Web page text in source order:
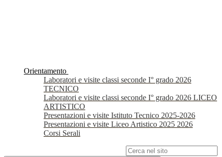
Orientamento
Laboratori e visite classi seconde I° grado 2026
TECNICO
Laboratori e visite classi seconde I° grado 2026 LICEO
ARTISTICO
Presentazioni e visite Istituto Tecnico 2025-2026
Presentazioni e visite Liceo Artistico 2025 2026
Corsi Serali